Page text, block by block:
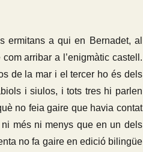
ermitans a qui en Bernadet, al
arribar a l’enigmàtic castell.
de la mar i el tercer ho és dels
i siulos, i tots tres hi parlen
no feia gaire que havia contat
més ni menys que en un dels
no fa gaire en edició bilingüe